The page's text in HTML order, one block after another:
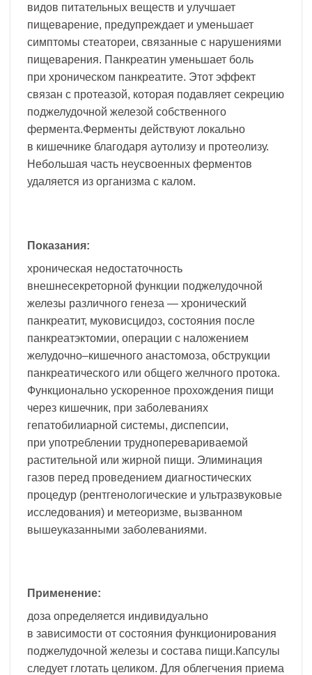
видов питательных веществ и улучшает
пищеварение, предупреждает и уменьшает
симптомы стеатореи, связанные с нарушениями
пищеварения. Панкреатин уменьшает боль
при хроническом панкреатите. Этот эффект
связан с протеазой, которая подавляет секрецию
поджелудочной железой собственного
фермента.Ферменты действуют локально
в кишечнике благодаря аутолизу и протеолизу.
Небольшая часть неусвоенных ферментов
удаляется из организма с калом.
Показания:
хроническая недостаточность
внешнесекреторной функции поджелудочной
железы различного генеза — хронический
панкреатит, муковисцидоз, состояния после
панкреатэктомии, операции с наложением
желудочно–кишечного анастомоза, обструкции
панкреатического или общего желчного протока.
Функционально ускоренное прохождения пищи
через кишечник, при заболеваниях
гепатобилиарной системы, диспепсии,
при употреблении трудноперевариваемой
растительной или жирной пищи. Элиминация
газов перед проведением диагностических
процедур (рентгенологические и ультразвуковые
исследования) и метеоризме, вызванном
вышеуказанными заболеваниями.
Применение:
доза определяется индивидуально
в зависимости от состояния функционирования
поджелудочной железы и состава пищи.Капсулы
следует глотать целиком. Для облегчения приема